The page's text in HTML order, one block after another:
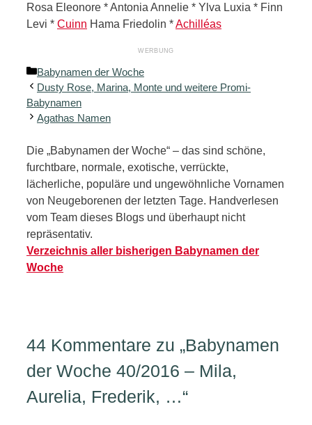
Rosa Eleonore * Antonia Annelie * Ylva Luxia * Finn
Levi * Cuinn Hama Friedolin *Achilléas
Kategorien
Babynamen der Woche
Dusty Rose, Marina, Monte und weitere Promi-
Babynamen
Agathas Namen
Die „Babynamen der Woche“ – das sind schöne,
furchtbare, normale, exotische, verrückte,
lächerliche, populäre und ungewöhnliche Vornamen
von Neugeborenen der letzten Tage. Handverlesen
vom Team dieses Blogs und überhaupt nicht
repräsentativ.
Verzeichnis aller bisherigen Babynamen der
Woche
44 Kommentare zu „Babynamen
der Woche 40/2016 – Mila,
Aurelia, Frederik, …“